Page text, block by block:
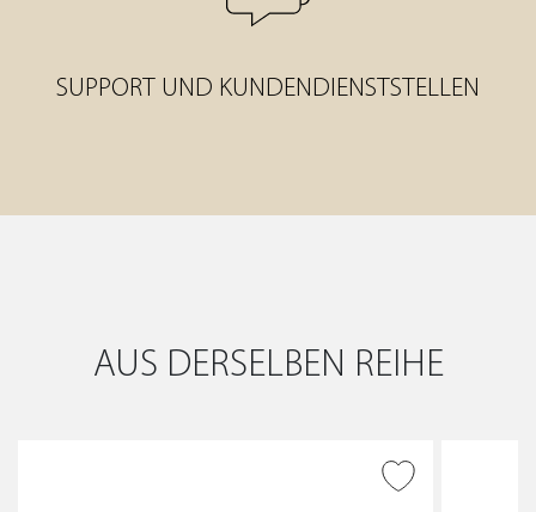
SUPPORT UND KUNDENDIENSTSTELLEN
AUS DERSELBEN REIHE